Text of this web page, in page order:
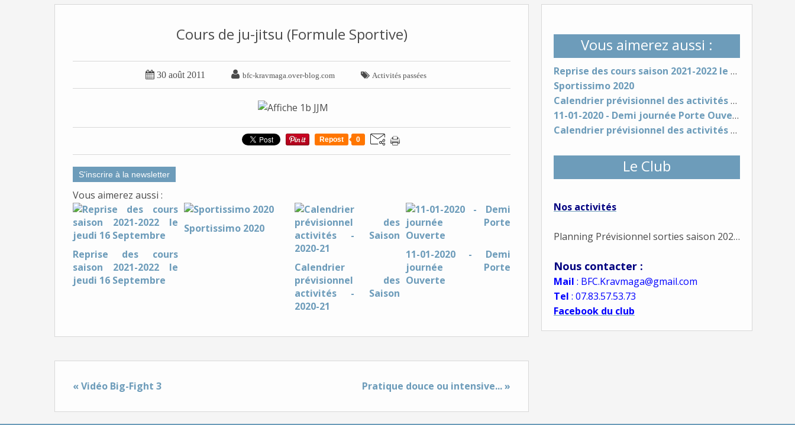
Vous aimerez aussi :
Reprise des cours saison 2021-2022 le jeudi 16 Septembre
Sportissimo 2020
Calendrier prévisionnel des activités - Saison 2020-21
11-01-2020 - Demi journée Porte Ouverte
Calendrier prévisionnel des activités - Saison 2019-2020
Le Club
Nos activités
Planning Prévisionnel sorties saison 2022-23 à venir
Nous contacter :
Mail : BFC.Kravmaga@gmail.com
Tel : 07.83.57.53.73
Facebook du club
Cours de ju-jitsu (Formule Sportive)
 30 août 2011  bfc-kravmaga.over-blog.com  Activités passées
Repost 0
S'inscrire à la newsletter
Vous aimerez aussi :
Reprise des cours
saison 2021-2022 le
jeudi 16 Septembre
Sportissimo 2020
Calendrier
prévisionnel des
activités - Saison
2020-21
11-01-2020 - Demi
journée Porte
Ouverte
« Vidéo Big-Fight 3 Pratique douce ou intensive... »